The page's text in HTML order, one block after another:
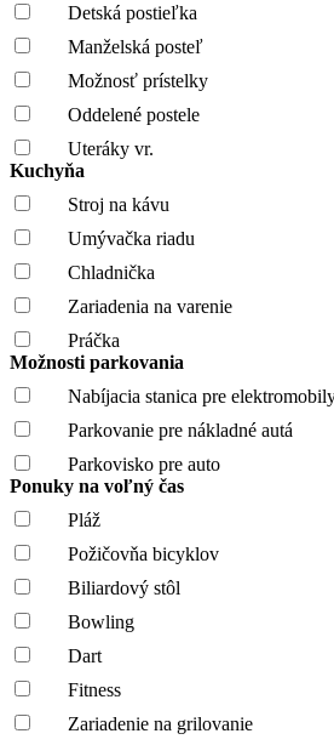
Detská postieľka
Manželská posteľ
Možnosť prístelky
Oddelené postele
Uteráky vr.
Kuchyňa
Stroj na kávu
Umývačka riadu
Chladnička
Zariadenia na varenie
Práčka
Možnosti parkovania
Nabíjacia stanica pre
Parkovanie pre nákladné autá
Parkovisko pre auto
Ponuky na voľný čas
Pláž
Požičovňa bicyklov
Biliardový stôl
Bowling
Dart
Fitness
Zariadenie na grilovanie